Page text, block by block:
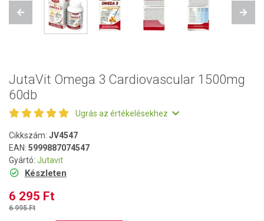
Previous Next
JutaVit Omega 3 Cardiovascular 1500mg
60db
Ugrás az értékelésekhez
Cikkszám: JV4547
EAN: 5999887074547
Gyártó: Jutavit
Készleten
6 295 Ft
6 995 Ft